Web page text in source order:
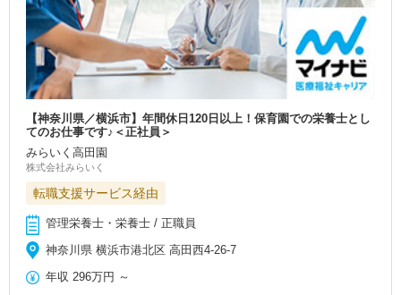
【神奈川県／横浜市】年間休日120日以上！保育園での栄養士とし
てのお仕事です♪＜正社員＞
みらいく高田園
株式会社みらいく
転職支援サービス経由
管理栄養士・栄養士 / 正職員
神奈川県 横浜市港北区 高田西4-26-7
年収 296万円 ～